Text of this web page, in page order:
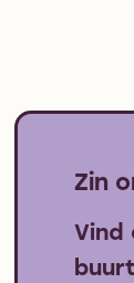
Zin
Vind